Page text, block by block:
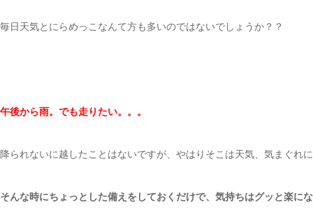
毎日天気とにらめっこなんて方も多いのではないでしょうか？？
午後から雨。でも走りたい。。。
降られないに越したことはないですが、やはりそこは天気、気まぐれ
そんな時にちょっとした備えをしておくだけで、気持ちはグッと楽に